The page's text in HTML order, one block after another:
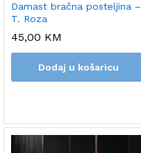
Damast bračna posteljina –
T. Roza
45,00 KM
Dodaj u košaricu